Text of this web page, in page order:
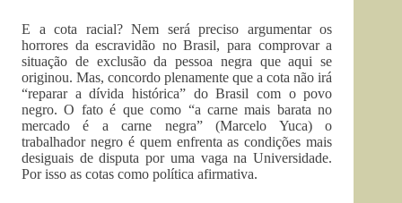
E a cota racial? Nem será preciso argumentar os
horrores da escravidão no Brasil, para comprovar a
situação de exclusão da pessoa negra que aqui se
originou. Mas, concordo plenamente que a cota não irá
“reparar a dívida histórica” do Brasil com o povo
negro. O fato é que como “a carne mais barata no
mercado é a carne negra” (Marcelo Yuca) o
trabalhador negro é quem enfrenta as condições mais
desiguais de disputa por uma vaga na Universidade.
Por isso as cotas como política afirmativa.